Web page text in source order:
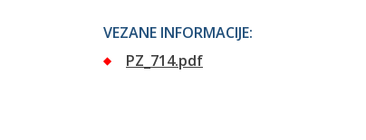
VEZANE INFORMACIJE:
PZ_714.pdf